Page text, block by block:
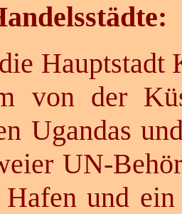
Hauptstadt
von der
Ugandas
UN-
und